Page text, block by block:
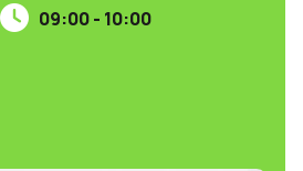
09:00 - 10:00